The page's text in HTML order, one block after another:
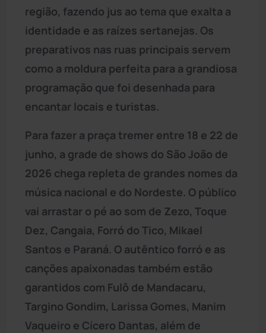
região, fazendo jus ao tema que exalta a
identidade e as raízes sertanejas. Os
preparativos nas ruas principais servem
como a moldura perfeita para a grandiosa
programação que foi desenhada para
encantar locais e turistas.
Para fazer a praça tremer entre 18 e 22 de
junho, a grade de shows do São João de
2026 chega repleta de grandes nomes da
música nacional e do Nordeste. O público
vai arrastar o pé ao som de Zezo, Toque
Dez, Cangaia, Forró do Tico, Mikael
Santos e Paraná. O autêntico forró e as
canções apaixonadas também estão
garantidos com Fulô de Mandacaru,
Targino Gondim, Larissa Gomes, Manim
Vaqueiro e Cícero Dantas, além de